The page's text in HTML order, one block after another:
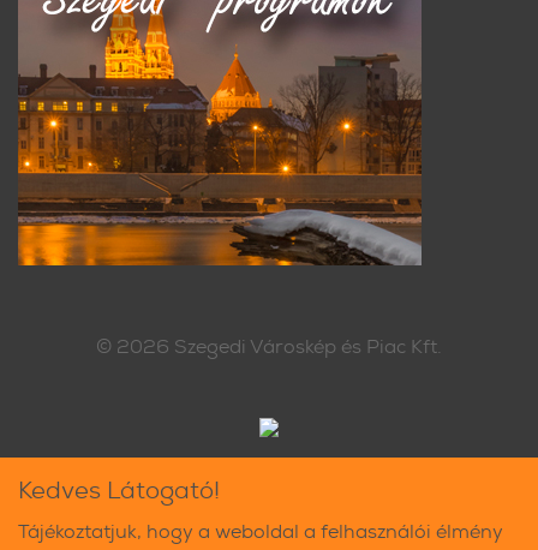
© 2026 Szegedi Városkép és Piac Kft.
Kedves Látogató!
Tájékoztatjuk, hogy a weboldal a felhasználói élmény